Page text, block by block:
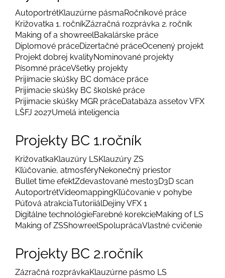
AutoportrétKlauzúrne pásmaRočníkové práce
Križovatka 1. ročníkZázračná rozprávka 2. ročník
Making of a showreelBakalárske práce
Diplomové práceDizertačné práceOcenený projekt
Projekt dobrej kvalityNominované projekty
Písomné práceVšetky projekty
Prijímacie skúšky BC domáce práce
Prijimacie skúšky BC školské práce
Prijimacie skúšky MGR práceDatabáza assetov VFX
LŠFJ 2027Umelá inteligencia
Projekty BC 1.ročník
KrižovatkaKlauzúry LSKlauzúry ZS
Kľúčovanie, atmosféryNekonečný priestor
Bullet time efektZdevastované mesto3D3D scan
AutoportrétVideomappingKľúčovanie v pohybe
Púťová atrakciaTutoriiálDejiny VFX 1
Digitálne technológieFarebné korekcieMaking of LS
Making of ZSShowreelSpoluprácaVlastné cvičenie
Projekty BC 2.ročník
Zázračná rozprávkaKlauzúrne pásmo LS